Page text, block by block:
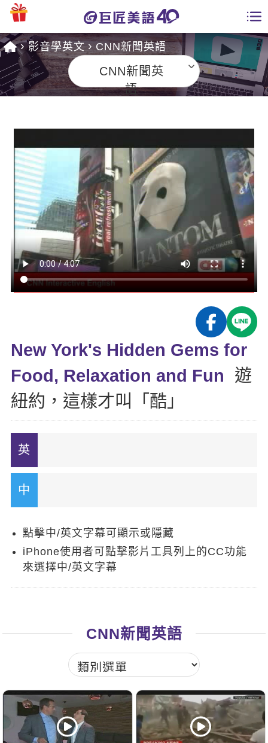
課程總覽
英文會話
商用英文
英文檢定
TOEIC 多益課程
IELTS 雅思課程
能力養成
自然發音
開口溜英文
旅遊英文
基礎字彙
情境閱讀
新聞英文
特色課程
英語俱樂部
ECAM
Let's Talk
日語
韓語
西班牙語
更多
一對一家教
企業訓練
全國分校
免費資源
英文部落格
多益秒學堂
影音學英文
師資團隊
學習分享
學員故事
活動花絮
校園贊助
學員專區
Recruiting
影音學英文 CNN新聞英語
CNN新聞英
語
New York's Hidden Gems for
Food, Relaxation and Fun
遊
紐約，這樣才叫「酷」
點擊中/英文字幕可顯示或隱藏
iPhone使用者可點擊影片工具列上的CC功能
來選擇中/英文字幕
CNN新聞英語